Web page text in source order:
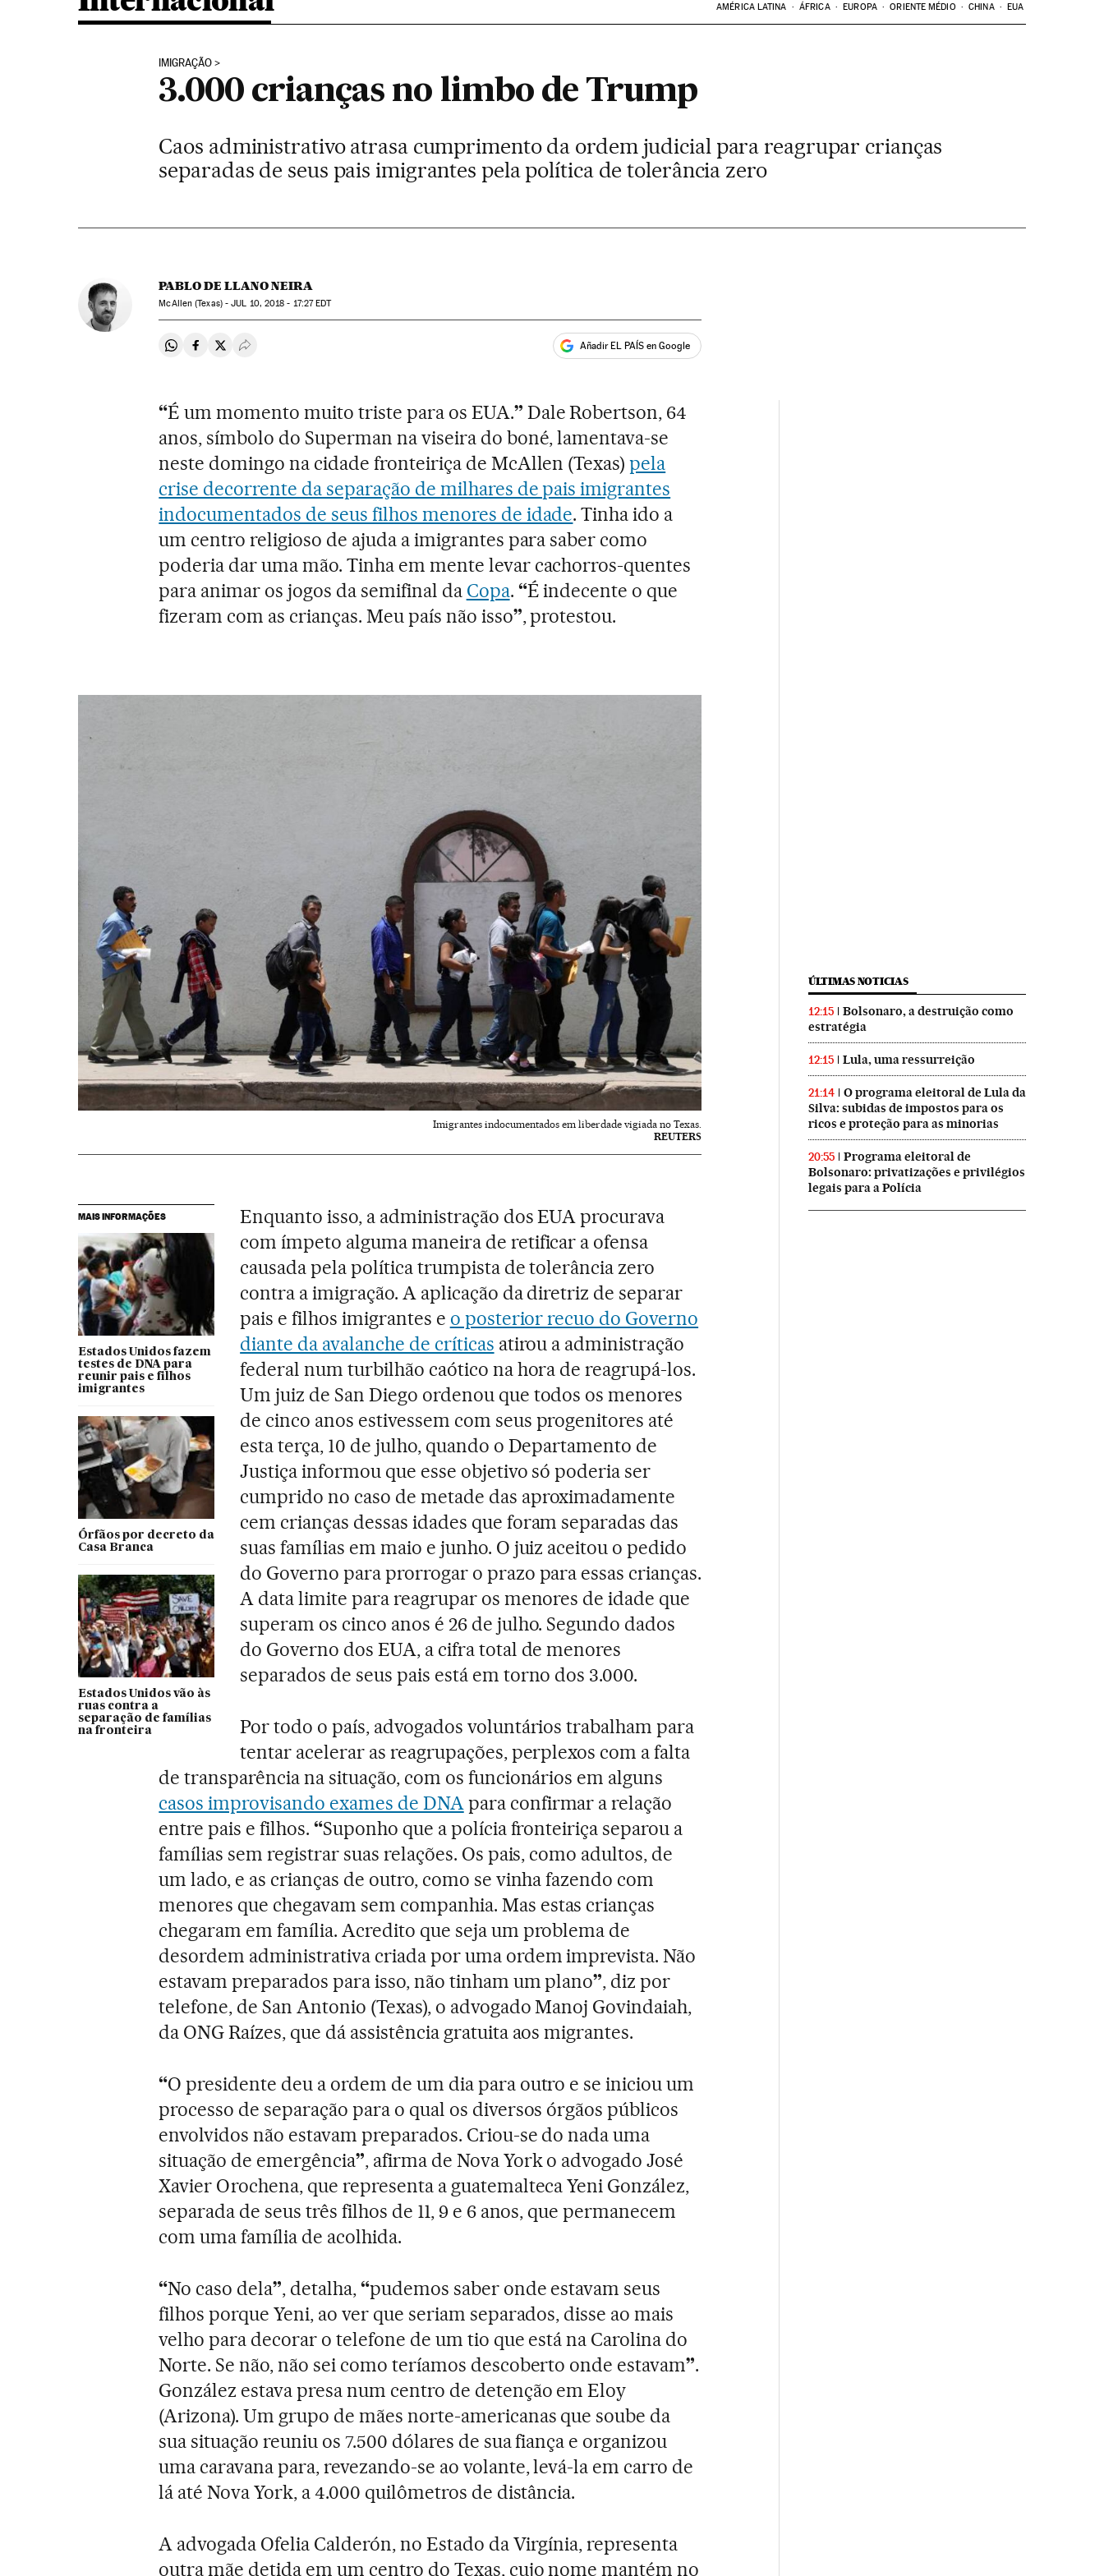
AMÉRICA LATINA ÁFRICA EUROPA ORIENTE MÉDIO CHINA EUA
IMIGRAÇÃO
3.000 crianças no limbo de Trump
Caos administrativo atrasa cumprimento da ordem judicial para reagrupar crianças
separadas de seus pais imigrantes pela política de tolerância zero
PABLO DE LLANO NEIRA
McAllen (Texas) -JUL 10, 2018 - 17:27EDT
Compartir en Whatsapp
Compartir en Facebook
Compartir en Twitter
Desplegar Redes Sociales Añadir EL PAÍS en Google
“É um momento muito triste para os EUA.” Dale Robertson, 64
anos, símbolo do Superman na viseira do boné, lamentava-se
neste domingo na cidade fronteiriça de McAllen (Texas)pela
crise decorrente da separação de milhares de pais imigrantes
indocumentados de seus filhos menores de idade. Tinha ido a
um centro religioso de ajuda a imigrantes para saber como
poderia dar uma mão. Tinha em mente levar cachorros-quentes
para animar os jogos da semifinal da Copa. “É indecente o que
fizeram com as crianças. Meu país não isso”, protestou.
Imigrantes indocumentados em liberdade vigiada no Texas.
REUTERS
MAIS INFORMAÇÕES
Estados Unidos fazem
testes de DNA para
reunir pais e filhos
imigrantes
Órfãos por decreto da
Casa Branca
Estados Unidos vão às
ruas contra a
separação de famílias
na fronteira
Enquanto isso, a administração dos EUA procurava
com ímpeto alguma maneira de retificar a ofensa
causada pela política trumpista de tolerância zero
contra a imigração. A aplicação da diretriz de separar
pais e filhos imigrantes e o posterior recuo do Governo
diante da avalanche de críticas atirou a administração
federal num turbilhão caótico na hora de reagrupá-los.
Um juiz de San Diego ordenou que todos os menores
de cinco anos estivessem com seus progenitores até
esta terça, 10 de julho, quando o Departamento de
Justiça informou que esse objetivo só poderia ser
cumprido no caso de metade das aproximadamente
cem crianças dessas idades que foram separadas das
suas famílias em maio e junho. O juiz aceitou o pedido
do Governo para prorrogar o prazo para essas crianças.
A data limite para reagrupar os menores de idade que
superam os cinco anos é 26 de julho. Segundo dados
do Governo dos EUA, a cifra total de menores
separados de seus pais está em torno dos 3.000.
Por todo o país, advogados voluntários trabalham para
tentar acelerar as reagrupações, perplexos com a falta
de transparência na situação, com os funcionários em alguns
casos improvisando exames de DNApara confirmar a relação
entre pais e filhos. “Suponho que a polícia fronteiriça separou a
famílias sem registrar suas relações. Os pais, como adultos, de
um lado, e as crianças de outro, como se vinha fazendo com
menores que chegavam sem companhia. Mas estas crianças
chegaram em família. Acredito que seja um problema de
desordem administrativa criada por uma ordem imprevista. Não
estavam preparados para isso, não tinham um plano”, diz por
telefone, de San Antonio (Texas), o advogado Manoj Govindaiah,
da ONG Raízes, que dá assistência gratuita aos migrantes.
“O presidente deu a ordem de um dia para outro e se iniciou um
processo de separação para o qual os diversos órgãos públicos
envolvidos não estavam preparados. Criou-se do nada uma
situação de emergência”, afirma de Nova York o advogado José
Xavier Orochena, que representa a guatemalteca Yeni González,
separada de seus três filhos de 11, 9 e 6 anos, que permanecem
com uma família de acolhida.
“No caso dela”, detalha,“pudemos saber onde estavam seus
filhos porque Yeni, ao ver que seriam separados, disse ao mais
velho para decorar o telefone de um tio que está na Carolina do
Norte. Se não, não sei como teríamos descoberto onde estavam”.
González estava presa num centro de detenção em Eloy
(Arizona). Um grupo de mães norte-americanas que soube da
sua situação reuniu os 7.500 dólares de sua fiança e organizou
uma caravana para, revezando-se ao volante, levá-la em carro de
lá até Nova York, a 4.000 quilômetros de distância.
A advogada Ofelia Calderón, no Estado da Virgínia, representa
outra mãe detida em um centro do Texas, cujo nome mantém no
ÚLTIMAS NOTICIAS
12:15
Bolsonaro, a destruição como
estratégia
12:15 Lula, uma ressurreição
21:14
O programa eleitoral de Lula da
Silva: subidas de impostos para os
ricos e proteção para as minorias
20:55
Programa eleitoral de
Bolsonaro: privatizações e privilégios
legais para a Polícia